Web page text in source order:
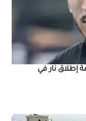
إطلاق نار في